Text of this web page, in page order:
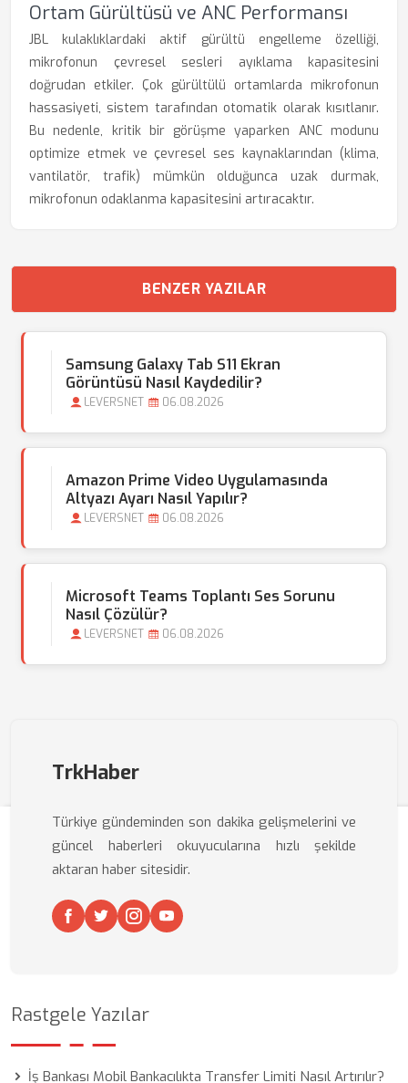
Ortam Gürültüsü ve ANC Performansı
JBL kulaklıklardaki aktif gürültü engelleme özelliği,
mikrofonun çevresel sesleri ayıklama kapasitesini
doğrudan etkiler. Çok gürültülü ortamlarda mikrofonun
hassasiyeti, sistem tarafından otomatik olarak kısıtlanır.
Bu nedenle, kritik bir görüşme yaparken ANC modunu
optimize etmek ve çevresel ses kaynaklarından (klima,
vantilatör, trafik) mümkün olduğunca uzak durmak,
mikrofonun odaklanma kapasitesini artıracaktır.
BENZER YAZILAR
Samsung Galaxy Tab S11 Ekran
Görüntüsü Nasıl Kaydedilir?
LEVERSNET 06.08.2026
Amazon Prime Video Uygulamasında
Altyazı Ayarı Nasıl Yapılır?
LEVERSNET 06.08.2026
Microsoft Teams Toplantı Ses Sorunu
Nasıl Çözülür?
LEVERSNET 06.08.2026
TrkHaber
Türkiye gündeminden son dakika gelişmelerini ve
güncel haberleri okuyucularına hızlı şekilde
aktaran haber sitesidir.
Rastgele Yazılar
İş Bankası Mobil Bankacılıkta Transfer Limiti Nasıl Artırılır?